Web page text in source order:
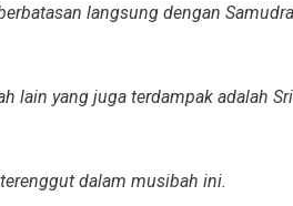
langsung dengan Samudra
lain yang juga terdampak adalah Sri
dalam musibah ini.